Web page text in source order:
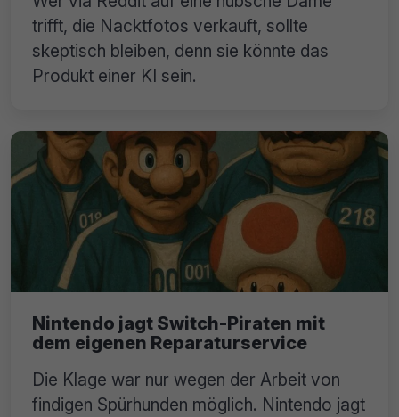
trifft, die Nacktfotos verkauft, sollte
skeptisch bleiben, denn sie könnte das
Produkt einer KI sein.
Nintendo jagt Switch-Piraten mit
dem eigenen Reparaturservice
Die Klage war nur wegen der Arbeit von
findigen Spürhunden möglich. Nintendo jagt